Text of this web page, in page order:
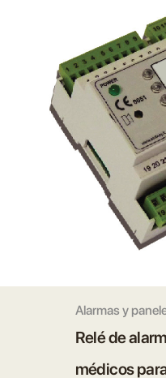
Alarmas y
Relé de
médicos